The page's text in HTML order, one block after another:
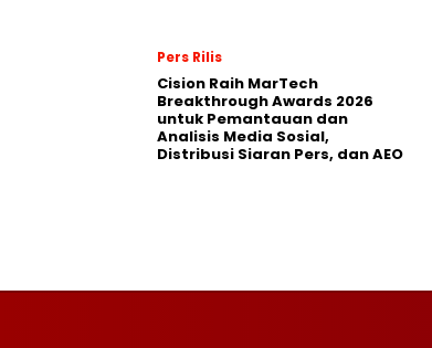
Pers Rilis
Cision Raih MarTech
Breakthrough Awards 2026
untuk Pemantauan dan
Analisis Media Sosial,
Distribusi Siaran Pers, dan AEO